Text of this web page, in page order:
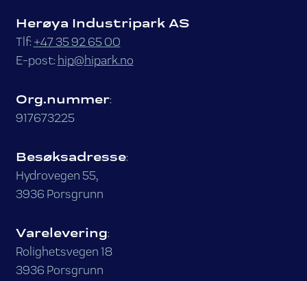
Herøya Industripark AS
Tlf: +47 35 92 65 00
E-post: hip@hipark.no
Org.nummer:
917673225
Besøksadresse:
Hydrovegen 55,
3936 Porsgrunn
Varelevering:
Rolighetsvegen 18
3936 Porsgrunn